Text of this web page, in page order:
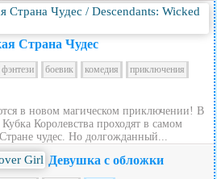
Страна Чудес
фэнтези боевик комедия
приключения
в новом магическом приключении! В
Королевства проходят в самом
чудес. Но долгожданный...
Девушка с обложки